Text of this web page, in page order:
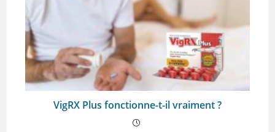
VigRX Plus fonctionne-t-il vraiment ?